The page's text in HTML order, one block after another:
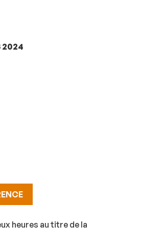
2024
heures au titre de la